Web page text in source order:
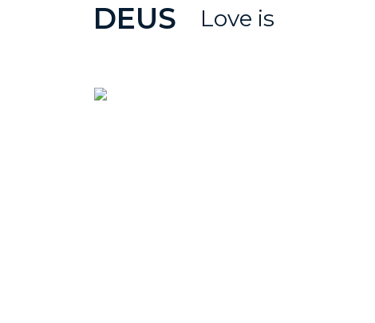
DEUS Love is